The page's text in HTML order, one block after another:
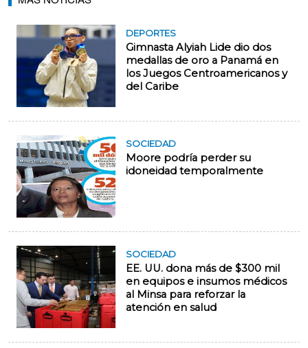
DEPORTES
Gimnasta Alyiah Lide dio dos
medallas de oro a Panamá en
los Juegos Centroamericanos y
del Caribe
SOCIEDAD
Moore podría perder su
idoneidad temporalmente
SOCIEDAD
EE. UU. dona más de $300 mil
en equipos e insumos médicos
al Minsa para reforzar la
atención en salud